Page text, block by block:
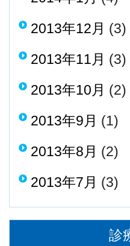
2013年12月 (3)
2013年11月 (3)
2013年10月 (2)
2013年9月 (1)
2013年8月 (2)
2013年7月 (3)
診